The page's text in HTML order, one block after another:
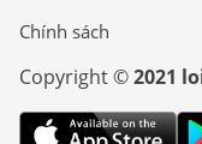
Chính sách
Copyright ©2021